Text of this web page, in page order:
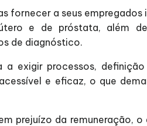
fornecer a seus
e de próstata, além
de diagnóstico.
exigir processos, definição
e eficaz, o que
prejuízo da remuneração,